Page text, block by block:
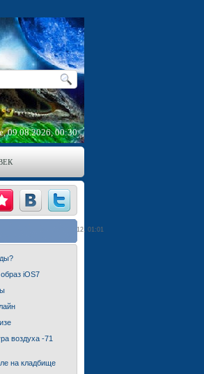
09.08.2026, 00:30
24.12.2012, 01:01
iOS7
воздуха -71
на кладбище